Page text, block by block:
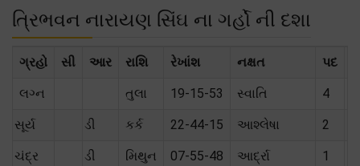
ત્રિભવન નારાયણ સિંઘ ના ગર્હો ની દશા
ગ્રહો સી આર રાશિ રેખાંશ નક્ષત પદ
લગ્ન તુલા 19-15-53 સ્વાતિ 4
સૂર્ય ડી કર્ક 22-44-15 આશ્લેષા 2
ચંદ્ર ડી મિથુન 07-55-48 આર્દ્રા 1